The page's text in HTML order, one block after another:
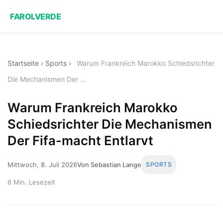
FAROLVERDE
Startseite › Sports ›
Warum Frankreich Marokko Schiedsrichter
Die Mechanismen Der ...
Warum Frankreich Marokko
Schiedsrichter Die Mechanismen
Der Fifa-macht Entlarvt
Mittwoch, 8. Juli 2026Von Sebastian Lange SPORTS
6 Min. Lesezeit